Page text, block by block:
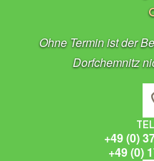
Ohne Termin ist der
Dorfchemnitz
+49 (0)
+49 (0)